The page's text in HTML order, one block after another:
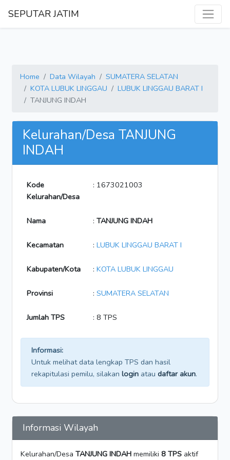
SEPUTAR JATIM
Home Data Wilayah
SUMATERA SELATAN
KOTA LUBUK LINGGAU
LUBUK LINGGAU BARAT I
TANJUNG INDAH
Kelurahan/Desa TANJUNG
INDAH
Kode
Kelurahan/Desa
: 1673021003
Nama : TANJUNG INDAH
Kecamatan : LUBUK LINGGAU BARAT I
Kabupaten/Kota : KOTA LUBUK LINGGAU
Provinsi : SUMATERA SELATAN
Jumlah TPS : 8 TPS
Informasi:
Untuk melihat data lengkap TPS dan hasil
rekapitulasi pemilu, silakan login atau daftar akun.
Informasi Wilayah
Kelurahan/Desa TANJUNG INDAH memiliki 8 TPS aktif